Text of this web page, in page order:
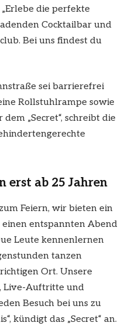
die perfekte
Cocktailbar und
Bei uns findest du
sei barrierefrei
Rollstuhlrampe sowie
„Secret“, schreibt die
erst ab 25 Jahren
Feiern, wir bieten ein
einen entspannten Abend
Leute kennenlernen
tanzen
Ort. Unsere
Live-Auftritte und
Besuch bei uns zu
kündigt das „Secret“ an.